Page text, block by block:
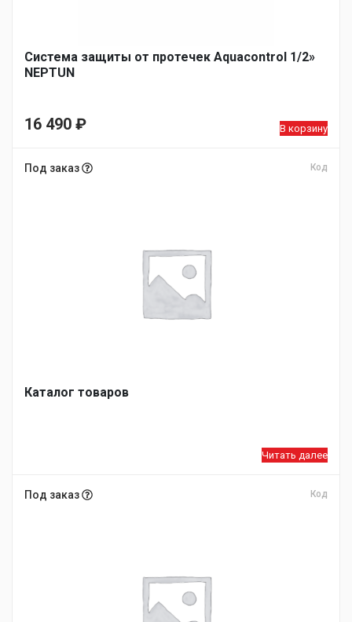
Система защиты от протечек Aquacontrol 1/2»
NEPTUN
16 490 ₽ В корзину
Под заказ Код
Каталог товаров
Читать далее
Под заказ Код